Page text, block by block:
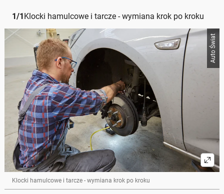
1/1Klocki hamulcowe i tarcze - wymiana krok po kroku
Auto Świat
Klocki hamulcowe i tarcze - wymiana krok po kroku